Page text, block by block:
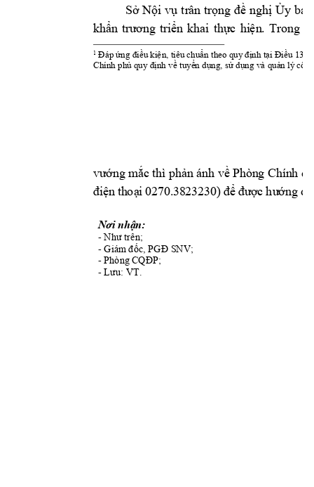
Sở Nội vụ trân trọng đề nghị Ủy ba
khẩn trương triển khai thực hiện. Trong
1 Đáp ứng điều kiện, tiêu chuẩn theo quy định tại Điều 13
Chính phủ quy định về tuyển dụng, sử dụng và quản lý
vướng mắc thì phản ánh về Phòng Chính qu
điệnthoại 0270.3823230) đểđược hướngdẫ
Nơi nhận:
- Như trên;
- Giám đốc, PGĐ SNV;
- Phòng CQĐP;
- Lưu: VT.